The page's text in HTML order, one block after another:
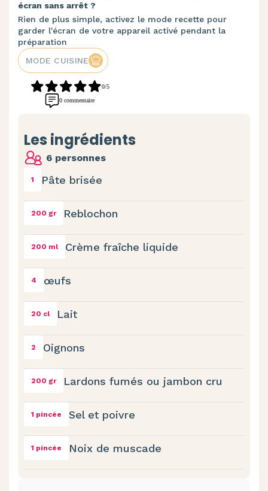
écran sans arrêt ?
Rien de plus simple, activez le mode recette pour
garder l'écran de votre appareil activé pendant la
préparation
MODE CUISINE
0/5
0 commentaire
Les ingrédients
6 personnes
1 Pâte brisée
200 gr Reblochon
200 ml Crème fraîche liquide
4 œufs
20 cl Lait
2 Oignons
200 gr Lardons fumés ou jambon cru
1 pincée Sel et poivre
1 pincée Noix de muscade